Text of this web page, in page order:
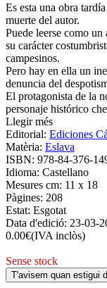
Es esta una obra
muerte del autor.
Puede leerse como
su carácter
campesinos.
Pero hay en ella un
denuncia del
El protagonista de la
personaje histórico
Llegir més
Editorial: Ediciones
Matèria: Eslava
ISBN: 978-84-376-
Idioma: Castellano
Mesures cm: 11 x 18
Pàgines: 208
Estat: Esgotat
Data d'edició: 23-03-
0.00€(IVA inclòs)
Sense stock
T'avisem quan estigui